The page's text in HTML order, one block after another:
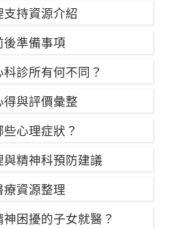
持資源介紹
準備事項
診所有何不同？
與評價彙整
心理症狀？
精神科預防建議
資源整理
困擾的子女就醫？